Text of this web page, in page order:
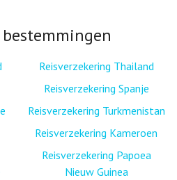
Reisverzekering Thailand
Reisverzekering Spanje
Reisverzekering Turkmenistan
Reisverzekering Kameroen
Reisverzekering Papoea
Nieuw Guinea